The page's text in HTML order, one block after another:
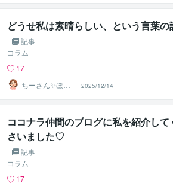
どうせ私は素晴らしい、という言葉の
記事
コラム
17
ちーさん✨ほっ
こりの間の人
2025/12/14
ココナラ仲間のブログに私を紹介して
さいました♡
記事
コラム
17